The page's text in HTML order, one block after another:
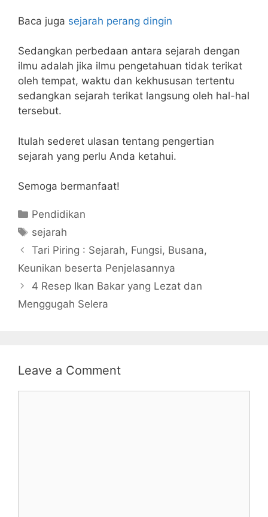
Baca juga sejarah perang dingin
Sedangkan perbedaan antara sejarah dengan
ilmu adalah jika ilmu pengetahuan tidak terikat
oleh tempat, waktu dan kekhususan tertentu
sedangkan sejarah terikat langsung oleh hal-hal
tersebut.
Itulah sederet ulasan tentang pengertian
sejarah yang perlu Anda ketahui.
Semoga bermanfaat!
Categories
Pendidikan
Tags
sejarah
Tari Piring : Sejarah, Fungsi, Busana,
Keunikan beserta Penjelasannya
4 Resep Ikan Bakar yang Lezat dan
Menggugah Selera
Leave a Comment